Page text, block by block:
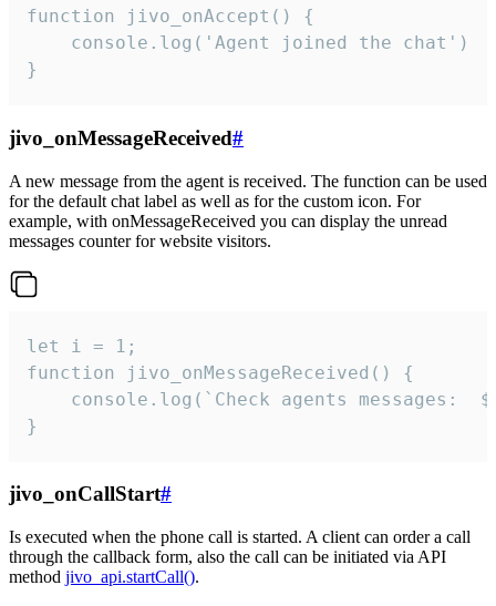
function jivo_onAccept() {
}
jivo_onMessageReceived#
A new message from the agent is received. The function can be used
for the default chat label as well as for the custom icon. For
example, with onMessageReceived you can display the unread
messages counter for website visitors.
let i = 1;
function jivo_onMessageReceived() {
}
jivo_onCallStart#
Is executed when the phone call is started. A client can order a call
through the callback form, also the call can be initiated via API
method jivo_api.startCall().